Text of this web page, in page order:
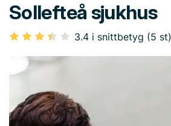
Sollefteå sjukhus
3.4 i snittbetyg (5 st)